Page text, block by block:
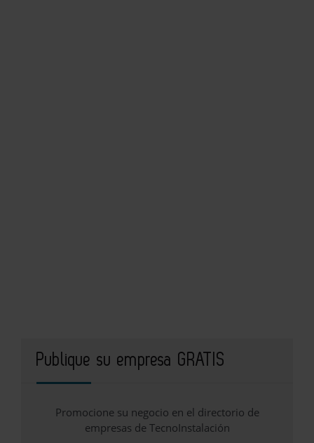
Publique su empresa GRATIS
Promocione su negocio en el directorio de
empresas de TecnoInstalación